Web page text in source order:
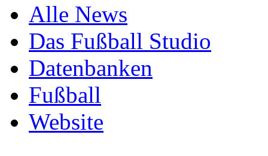
Alle News
Das Fußball Studio
Datenbanken
Fußball
Website